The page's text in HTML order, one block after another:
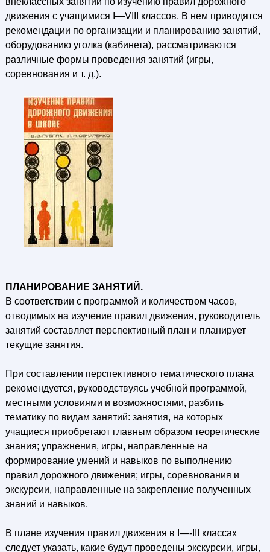
движения с учащимися I—VIII классов. В нем приводятся
рекомендации по организации и планированию занятий,
оборудованию уголка (кабинета), рассматриваются
различные формы проведения занятий (игры,
соревнования и т. д.).
ПЛАНИРОВАНИЕ ЗАНЯТИЙ.
В соответствии с программой и количеством часов,
отводимых на изучение правил движения, руководитель
занятий составляет перспективный план и планирует
текущие занятия.
При составлении перспективного тематического плана
рекомендуется, руководствуясь учебной программой,
местными условиями и возможностями, разбить
тематику по видам занятий: занятия, на которых
учащиеся приобретают главным образом теоретические
знания; упражнения, игры, направленные на
формирование умений и навыков по выполнению
правил дорожного движения; игры, соревнования и
экскурсии, направленные на закрепление полученных
знаний и навыков.
В плане изучения правил движения в I—-III классах
следует указать, какие будут проведены экскурсии, игры,